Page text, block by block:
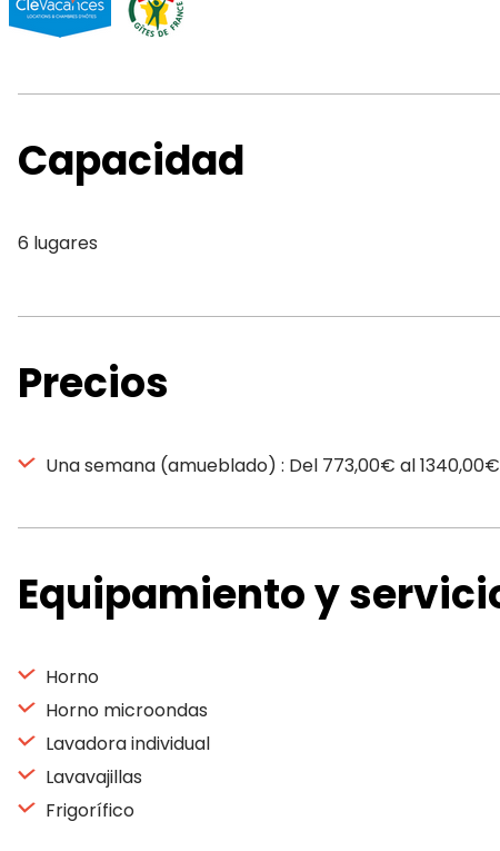
Capacidad
6 lugares
Precios
Una semana (amueblado) : Del 773,00€ al 1340,00€
Equipamiento y
Horno
Horno microondas
Lavadora individual
Lavavajillas
Frigorífico